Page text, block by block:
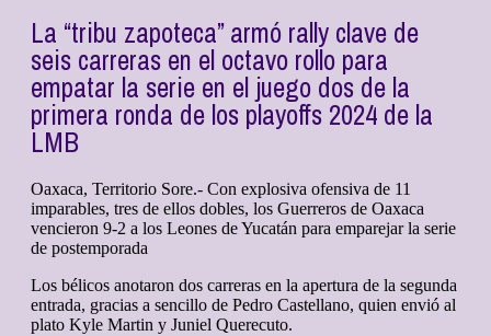
La “tribu zapoteca” armó rally clave de
seis carreras en el octavo rollo para
empatar la serie en el juego dos de la
primera ronda de los playoffs 2024 de la
LMB
Oaxaca, Territorio Sore.- Con explosiva ofensiva de 11
imparables, tres de ellos dobles, los Guerreros de Oaxaca
vencieron 9-2 a los Leones de Yucatán para emparejar la serie
de postemporada
Los bélicos anotaron dos carreras en la apertura de la segunda
entrada, gracias a sencillo de Pedro Castellano, quien envió al
plato Kyle Martin y Juniel Querecuto.